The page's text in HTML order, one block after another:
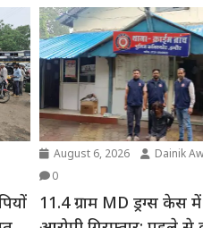
August 6, 2026
Dainik
0
11.4 ग्राम MD ड्रग्स केस